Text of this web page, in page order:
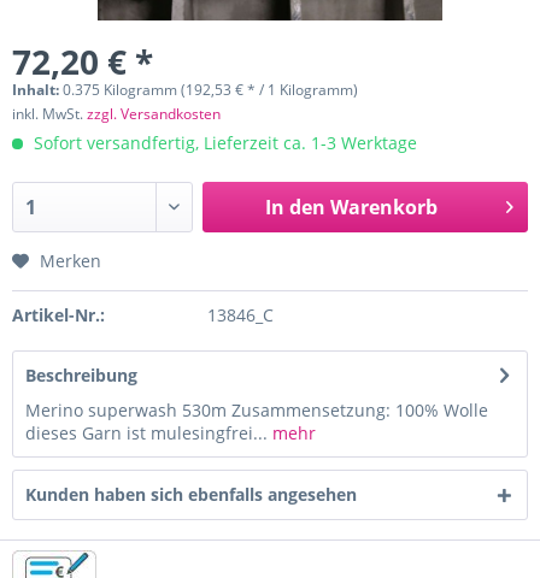
72,20 € *
Inhalt:0.375 Kilogramm (192,53 € * / 1 Kilogramm)
inkl. MwSt.zzgl. Versandkosten
Sofort versandfertig, Lieferzeit ca. 1-3 Werktage
In den Warenkorb
Merken
Artikel-Nr.: 13846_C
Beschreibung
Merino superwash 530m Zusammensetzung: 100% Wolle
dieses Garn ist mulesingfrei... mehr
Kunden haben sich ebenfalls angesehen